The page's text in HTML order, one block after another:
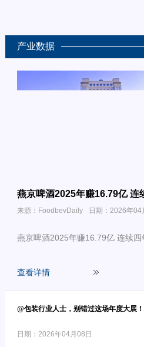
产业数据
燕京
来源：FoodbevDaily 日期：2026年04
燕京啤酒2025年赚16.79亿 连续
查看详情
@包装行业人士，别错过这场年度大展
日期：2026年04月08日